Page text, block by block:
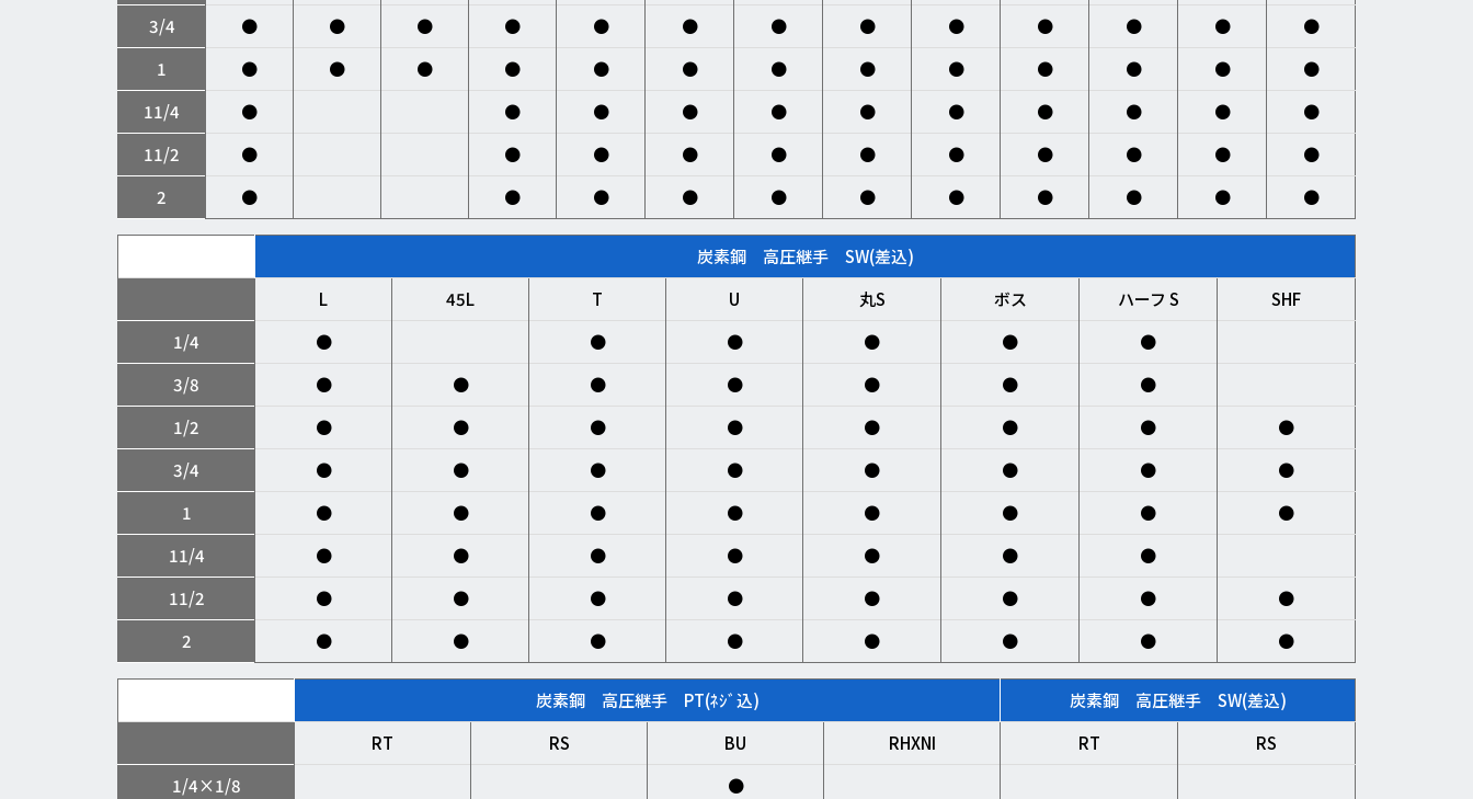
3/4
● ● ● ● ● ● ● ● ● ● ● ●
●
1
● ● ● ● ● ● ● ● ● ● ● ●
●
11/4
● ● ● ● ● ● ● ● ● ●
●
11/2
● ● ● ● ● ● ● ● ● ●
●
2
● ● ● ● ● ● ● ● ● ● ●
炭素鋼 高圧継手 SW(差込)
L
45L T U 丸S ボス ハーフ S
SHF
1/4
● ● ● ● ●
●
3/8
● ● ● ● ● ●
●
1/2
● ● ● ● ● ● ●
●
3/4
● ● ● ● ● ● ●
●
1
● ● ● ● ● ● ●
●
11/4
● ● ● ● ● ●
●
11/2
● ● ● ● ● ● ●
●
2
● ● ● ● ● ● ● ●
炭素鋼 高圧継手 PT(ﾈｼﾞ込)
炭素鋼 高圧継手 SW(差込)
RT
RS BU RHXNI RT
RS
1/4×1/8
●